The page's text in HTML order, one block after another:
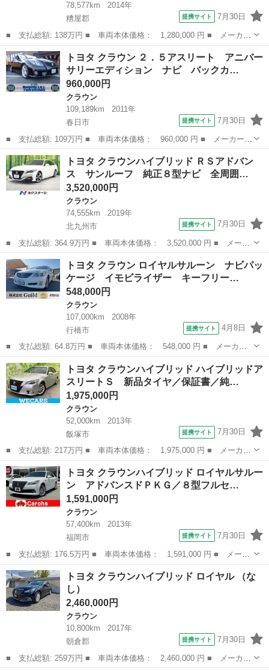
78,577km
2014年
糟屋郡
提携サイト 7月30日
■ 支払総額: 138万円 ■ 車両本体価格： 1,280,000 円 ■ メーカー
名： トヨタ ■ 車種名： クラウン ■ グレード名： ロイヤルサ
ルーン ■ 排気量： 2500cc ■ ドア枚数： 4D ■ ミッション...
福岡 糟屋郡 クラウン
トヨタ クラウン ２．５アスリート アニバー
サリーエディション ナビ バックカ…
960,000円
クラウン
109,189km
2011年
春日市
提携サイト 7月30日
■ 支払総額: 109万円 ■ 車両本体価格： 960,000 円 ■ メーカー
名： トヨタ ■ 車種名： クラウン ■ グレード名： ２．５アス
リート アニバーサリーエディション ナビ バックカメラ 本革シ
ート 運転席助...
福岡 春日市 クラウン
トヨタ クラウンハイブリッド ＲＳアドバン
ス サンルーフ 純正８型ナビ 全周囲…
3,520,000円
クラウン
74,555km
2019年
北九州市
提携サイト 7月30日
■ 支払総額: 364.9万円 ■ 車両本体価格： 3,520,000 円 ■ メーカ
ー名： トヨタ ■ 車種名： クラウンハイブリッド ■ グレード
名： ＲＳアドバンス サンルーフ 純正８型ナビ 全周囲カメラ
衝突被害軽...
福岡 北九州市 クラウン
トヨタ クラウン ロイヤルサルーン ナビパッ
ケージ イモビライザー キーフリー…
548,000円
クラウン
107,000km
2008年
行橋市
提携サイト 4月8日
■ 支払総額: 64.8万円 ■ 車両本体価格： 548,000 円 ■ メーカー
名： トヨタ ■ 車種名： クラウン ■ グレード名： ロイヤルサ
ルーン ナビパッケージ イモビライザー キーフリー 電動シー
ト エアバッグ...
福岡 行橋市 クラウン
トヨタ クラウンハイブリッド ハイブリッドア
スリートＳ 新品タイヤ／保証書／純…
1,975,000円
クラウン
52,000km
2013年
飯塚市
提携サイト 7月30日
■ 支払総額: 217万円 ■ 車両本体価格： 1,975,000 円 ■ メーカー
名： トヨタ ■ 車種名： クラウンハイブリッド ■ グレード
名： ハイブリッドアスリートＳ 新品タイヤ／保証書／純正 ８イ
ンチ ＳＤナビ...
福岡 飯塚市 クラウン
トヨタ クラウンハイブリッド ロイヤルサルー
ン アドバンスドＰＫＧ／８型フルセ…
1,591,000円
クラウン
57,400km
2013年
福岡市
提携サイト 7月30日
■ 支払総額: 176.5万円 ■ 車両本体価格： 1,591,000 円 ■ メーカ
ー名： トヨタ ■ 車種名： クラウンハイブリッド ■ グレード
名： ロイヤルサルーン アドバンスドＰＫＧ／８型フルセグナビ＆
バックカメ...
福岡 福岡市 クラウン
トヨタ クラウンハイブリッド ロイヤル （な
し）
2,460,000円
クラウン
10,800km
2017年
朝倉郡
提携サイト 7月30日
■ 支払総額: 259万円 ■ 車両本体価格： 2,460,000 円 ■ メーカー